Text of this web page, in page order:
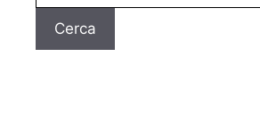
Cerca